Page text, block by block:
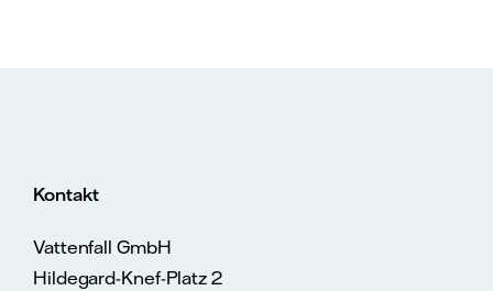
Kontakt
Vattenfall GmbH
Hildegard-Knef-Platz 2